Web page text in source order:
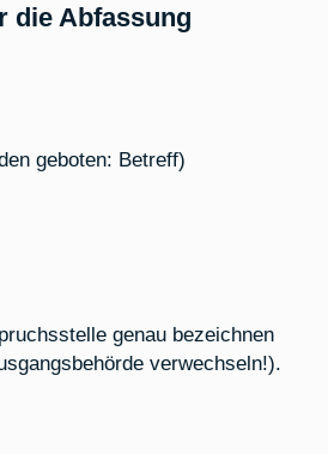
die Abfassung
geboten: Betreff)
genau bezeichnen
verwechseln!).